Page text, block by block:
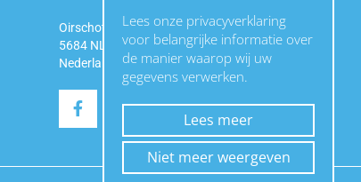
Oirschotseweg 92a
5684 NL Best
Nederland
Lees onze privacyverklaring
voor belangrijke informatie over
de manier waarop wij uw
gegevens verwerken.
Lees meer
Niet meer weergeven